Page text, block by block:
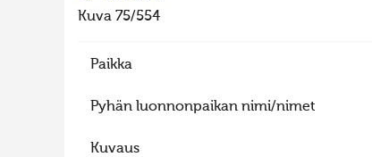
Kuva 75/554
Paikka
Pyhän luonnonpaikan nimi/nimet
Kuvaus